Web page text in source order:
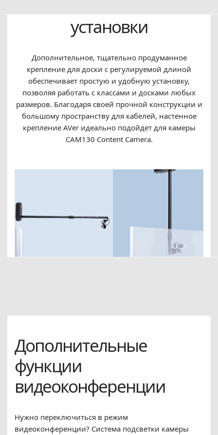
установки
Дополнительное, тщательно продуманное
крепление для доски с регулируемой длиной
обеспечивает простую и удобную установку,
позволяя работать с классами и досками любых
размеров. Благодаря своей прочной конструкции и
большому пространству для кабелей, настенное
крепление AVer идеально подойдет для камеры
CAM130 Content Camera.
Дополнительные
функции
видеоконференции
Нужно переключиться в режим
видеоконференции? Система подсветки камеры